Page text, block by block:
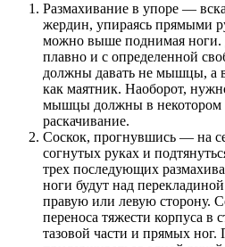
Размахивание в упоре —
жердин, упираясь прямыми
можно выше поднимая ноги.
плавно и с определенной
должны давать не мышцы, а
как маятник. Наоборот,
мышцы должны в некотором
раскачивание.
Соскок, прогнувшись — на
согнутых руках и
трех последующих
ноги будут над
правую или левую сторону.
переноса тяжести корпуса в
тазовой части и прямых